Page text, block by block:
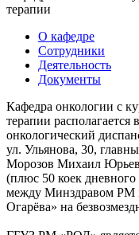
терапии
О кафедре
Сотрудники
Деятельность
Документы
Кафедра онкологии с
терапии
онкологический
ул. Ульянова, 30,
Морозов Михаил
(плюс 50 коек дневного
между Минздравом
Огарёва» на